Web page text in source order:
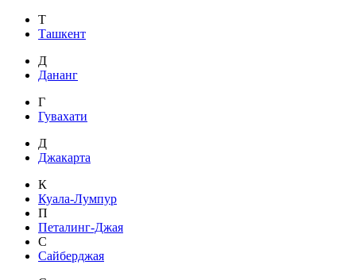
Т
Ташкент
Д
Дананг
Г
Гувахати
Д
Джакарта
К
Куала-Лумпур
П
Петалинг-Джая
С
Сайберджая